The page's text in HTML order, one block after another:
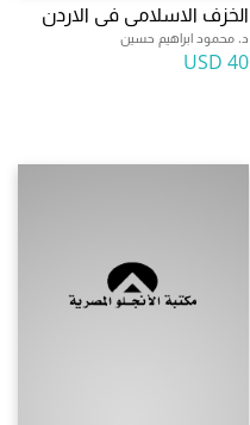
الخزف الاسلامى فى الاردن
د. محمود ابراهيم حسين
40 USD